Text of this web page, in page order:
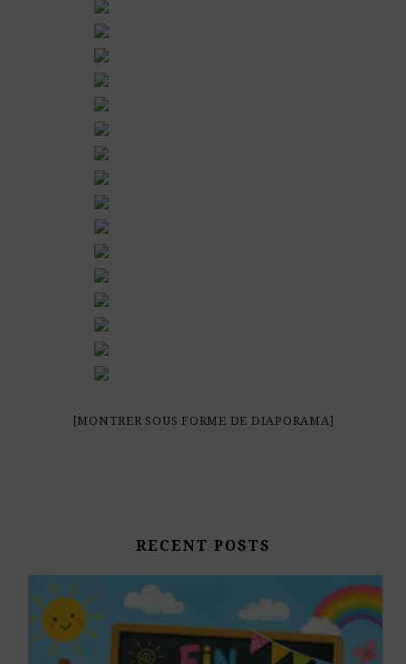
[MONTRER SOUS FORME DE DIAPORAMA]
RECENT POSTS